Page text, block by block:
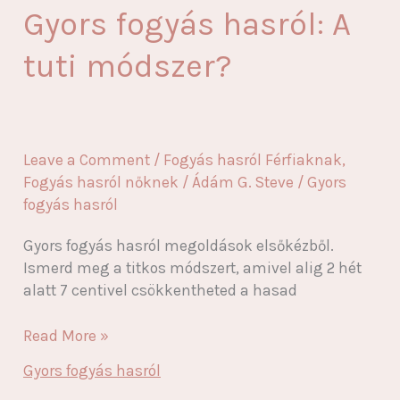
Gyors fogyás hasról: A
tuti módszer?
Leave a Comment / Fogyás hasról Férfiaknak,
Fogyás hasról nőknek / Ádám G. Steve / Gyors
fogyás hasról
Gyors fogyás hasról megoldások elsőkézből.
Ismerd meg a titkos módszert, amivel alig 2 hét
alatt 7 centivel csökkentheted a hasad
Gyors
hasról:
Read More »
Gyors fogyás hasról